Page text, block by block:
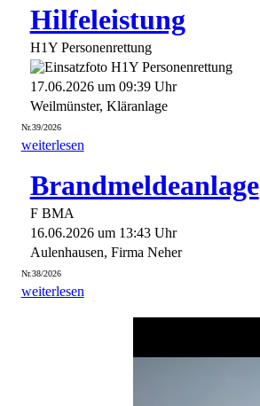
Hilfeleistung
H1Y Personenrettung
17.06.2026 um 09:39 Uhr
Weilmünster, Kläranlage
Nr.39/2026
weiterlesen
Brandmeldeanlage
F BMA
16.06.2026 um 13:43 Uhr
Aulenhausen, Firma Neher
Nr.38/2026
weiterlesen